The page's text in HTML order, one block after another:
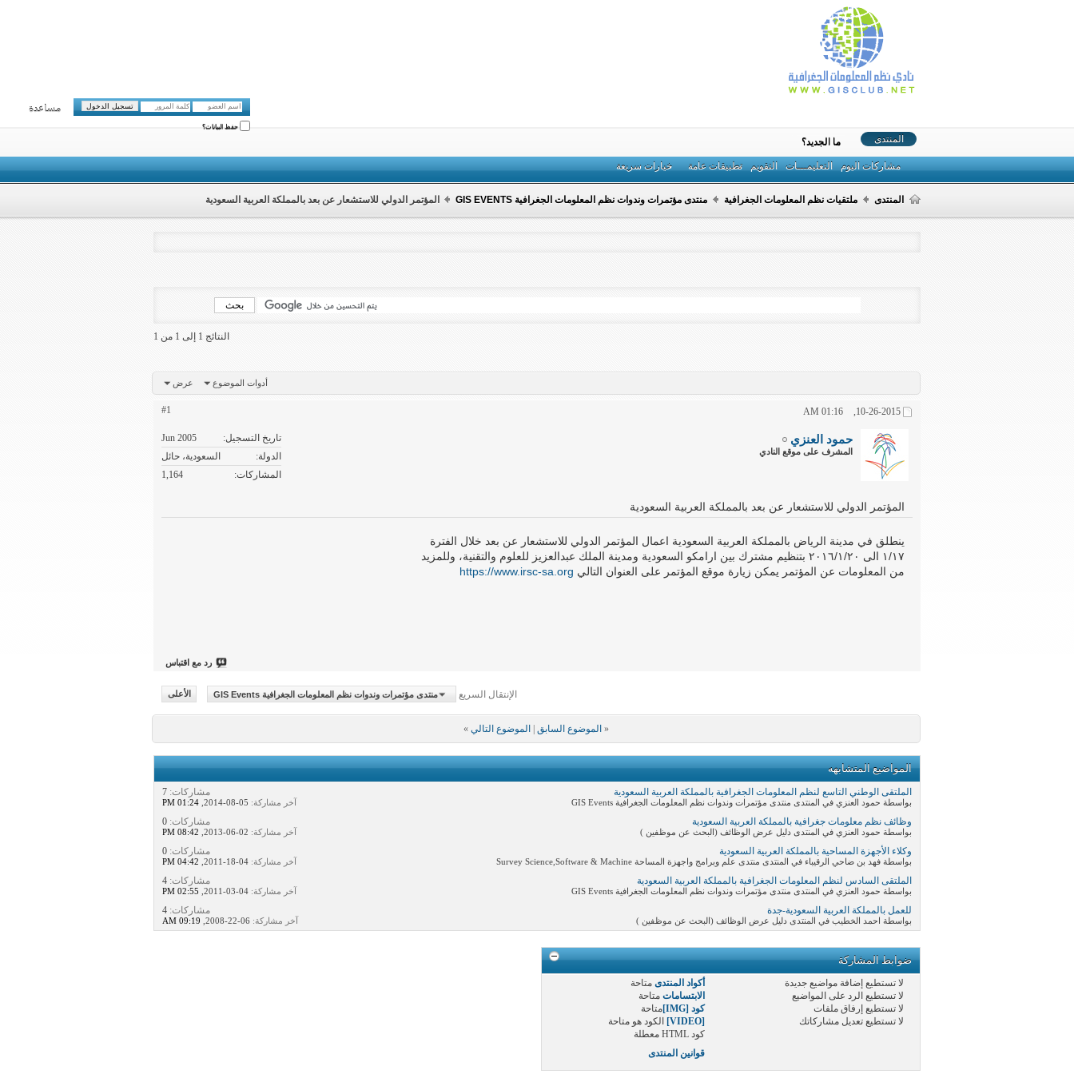
مساعدة
حفظ البيانات؟
المنتدى
مشاركات اليوم التعليمـــات التقويم تطبيقات عامة خيارات سريعة
ما الجديد؟
المنتدى ملتقيات نظم المعلومات الجغرافية منتدى مؤتمرات وندوات نظم المعلومات الجغرافية GIS EVENTS المؤتمر الدولي للاستشعار عن بعد بالمملكة العربية السعودية
النتائج 1 إلى 1 من 1
أدوات الموضوع عرض
10-26-2015,
01:16 AM
#1
حمود العنزي
المشرف على موقع النادي
تاريخ التسجيل
Jun 2005
الدولة
السعودية، حائل
المشاركات
1,164
المؤتمر الدولي للاستشعار عن بعد بالمملكة العربية السعودية
ينطلق في مدينة الرياض بالمملكة العربية السعودية اعمال المؤتمر الدولي للاستشعار عن بعد خلال الفترة
١/١٧ الى ٢٠١٦/١/٢٠ بتنظيم مشترك بين ارامكو السعودية ومدينة الملك عبدالعزيز للعلوم والتقنية، وللمزيد
من المعلومات عن المؤتمر يمكن زيارة موقع المؤتمر على العنوان التالي https://www.irsc-sa.org
رد مع اقتباس
الإنتقال السريع منتدى مؤتمرات وندوات نظم المعلومات الجغرافية GIS Events الأعلى
« الموضوع السابق الموضوع التالي »
المواضيع المتشابهه
الملتقى الوطني التاسع لنظم المعلومات الجغرافية بالمملكة العربية السعودية
بواسطة حمود العنزي في المنتدى منتدى مؤتمرات وندوات نظم المعلومات الجغرافية GIS Events
مشاركات:
آخر مشاركة: 01:24 PM
وظائف نظم معلومات جغرافية بالمملكة العربية السعودية
بواسطة حمود العنزي في المنتدى دليل عرض الوظائف (البحث عن موظفين )
مشاركات:
آخر مشاركة: 08:42 PM
وكلاء الأجهزة المساحية بالمملكة العربية السعودية
بواسطة فهد بن ضاحي الرقيباء في المنتدى منتدى علم وبرامج واجهزة المساحة Survey Science,Software & Machine
مشاركات:
آخر مشاركة: 04:42 PM
الملتقى السادس لنظم المعلومات الجغرافية بالمملكة العربية السعودية
بواسطة حمود العنزي في المنتدى منتدى مؤتمرات وندوات نظم المعلومات الجغرافية GIS Events
مشاركات:
آخر مشاركة: 02:55 PM
للعمل بالمملكة العربية السعودية-جدة
بواسطة احمد الخطيب في المنتدى دليل عرض الوظائف (البحث عن موظفين )
مشاركات:
آخر مشاركة: 09:19 AM
ضوابط المشاركة
لا تستطيعإضافة مواضيع جديدة
لا تستطيعالرد على المواضيع
لا تستطيعإرفاق ملفات
لا تستطيعتعديل مشاركاتك
أكواد المنتدى متاحة
الابتسامات متاحة
كود [IMG]
متاحة
[VIDEO]
الكود هومتاحة
كود HTML
معطلة
قوانين المنتدى